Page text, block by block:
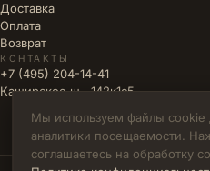
Доставка
Оплата
Возврат
КОНТАКТЫ
+7 (495) 204-14-41
Каширское ш., 142к1с5
Мы используем файлы cookie
аналитики посещаемости.
соглашаетесь на обработку